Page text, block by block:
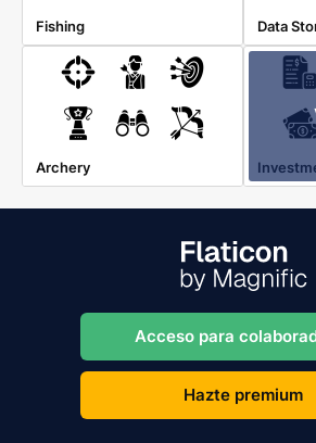
Fishing Data
Archery
Acceso para
Hazte premium